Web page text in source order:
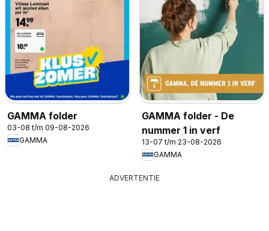
GAMMA folder
03-08 t/m 09-08-2026
GAMMA
GAMMA folder - De
nummer 1 in verf
13-07 t/m 23-08-2026
GAMMA
ADVERTENTIE